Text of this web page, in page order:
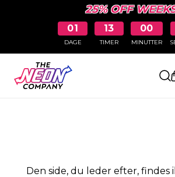
25% OFF
01
DAGE
13
TIMER
00
MINUTTER
SIDEN BLEV
Den side, du leder efter, findes